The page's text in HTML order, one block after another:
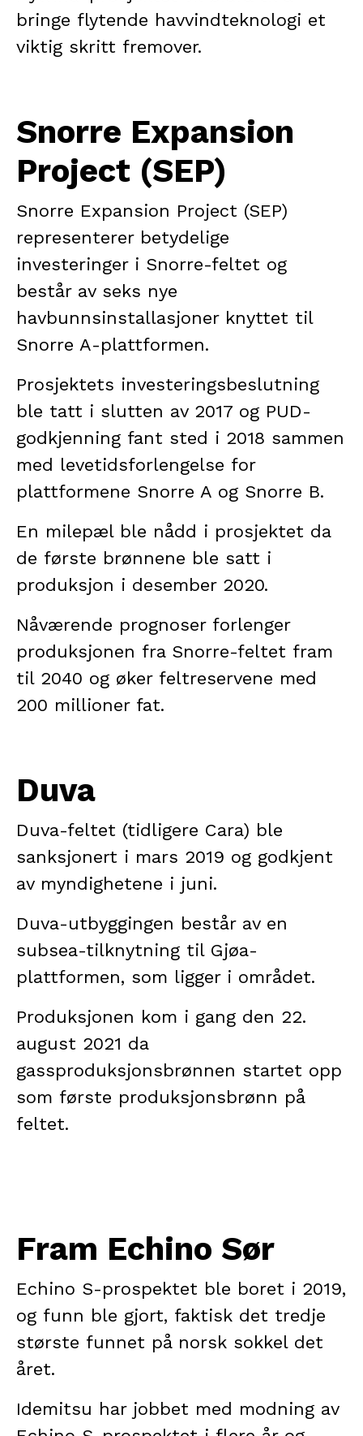
bringe flytende havvindteknologi et
viktig skritt fremover.
Snorre Expansion
Project (SEP)
Snorre Expansion Project (SEP)
representerer betydelige
investeringer i Snorre-feltet og
består av seks nye
havbunnsinstallasjoner knyttet til
Snorre A-plattformen.
Prosjektets investeringsbeslutning
ble tatt i slutten av 2017 og PUD-
godkjenning fant sted i 2018 sammen
med levetidsforlengelse for
plattformene Snorre A og Snorre B.
En milepæl ble nådd i prosjektet da
de første brønnene ble satt i
produksjon i desember 2020.
Nåværende prognoser forlenger
produksjonen fra Snorre-feltet fram
til 2040 og øker feltreservene med
200 millioner fat.
Duva
Duva-feltet (tidligere Cara) ble
sanksjonert i mars 2019 og godkjent
av myndighetene i juni.
Duva-utbyggingen består av en
subsea-tilknytning til Gjøa-
plattformen, som ligger i området.
Produksjonen kom i gang den 22.
august 2021 da
gassproduksjonsbrønnen startet opp
som første produksjonsbrønn på
feltet.
Fram Echino Sør
Echino S-prospektet ble boret i 2019,
og funn ble gjort, faktisk det tredje
største funnet på norsk sokkel det
året.
Idemitsu har jobbet med modning av